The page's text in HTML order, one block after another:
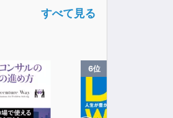
すべて見る
6位